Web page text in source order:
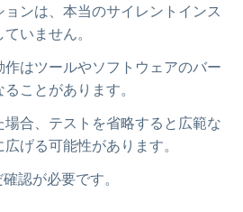
ンは、本当のサイレントインス
いません。
はツールやソフトウェアのバー
ことがあります。
合、テストを省略すると広範な
げる可能性があります。
認が必要です。